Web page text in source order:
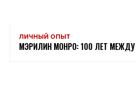
ЛИЧНЫЙ ОПЫТ
МЭРИЛИН МОНРО: 100 ЛЕТ